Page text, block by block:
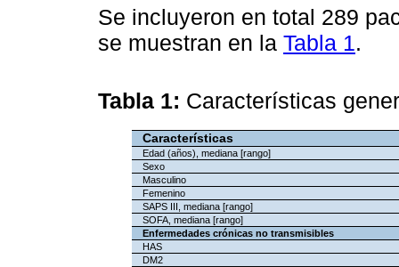
Se incluyeron en total 289
se muestran en la Tabla 1.
Tabla 1: Características
Características
Edad (años), mediana [rango]
Sexo
Masculino
Femenino
SAPS III, mediana [rango]
SOFA, mediana [rango]
Enfermedades crónicas no transmisibles
HAS
DM2